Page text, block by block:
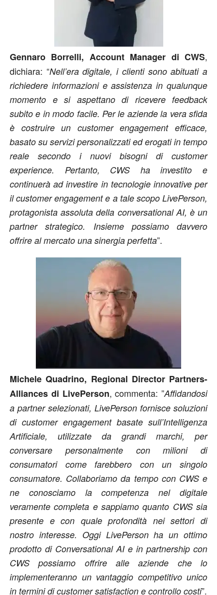
Gennaro Borrelli, Account Manager di CWS,
dichiara: “Nell’era digitale, i clienti sono abituati a
richiedere informazioni e assistenza in qualunque
momento e si aspettano di ricevere feedback
subito e in modo facile. Per le aziende la vera sfida
è costruire un customer engagement efficace,
basato su servizi personalizzati ed erogati in tempo
reale secondo i nuovi bisogni di customer
experience. Pertanto, CWS ha investito e
continuerà ad investire in tecnologie innovative per
il customer engagement e a tale scopo LivePerson,
protagonista assoluta della conversational AI, è un
partner strategico. Insieme possiamo davvero
offrire al mercato una sinergia perfetta”.
Michele Quadrino, Regional Director Partners-
Alliances di LivePerson, commenta: ”Affidandosi
a partner selezionati, LivePerson fornisce soluzioni
di customer engagement basate sull’Intelligenza
Artificiale, utilizzate da grandi marchi, per
conversare personalmente con milioni di
consumatori come farebbero con un singolo
consumatore. Collaboriamo da tempo con CWS e
ne conosciamo la competenza nel digitale
veramente completa e sappiamo quanto CWS sia
presente e con quale profondità nei settori di
nostro interesse. Oggi LivePerson ha un ottimo
prodotto di Conversational AI e in partnership con
CWS possiamo offrire alle aziende che lo
implementeranno un vantaggio competitivo unico
in termini di customer satisfaction e controllo costi”.